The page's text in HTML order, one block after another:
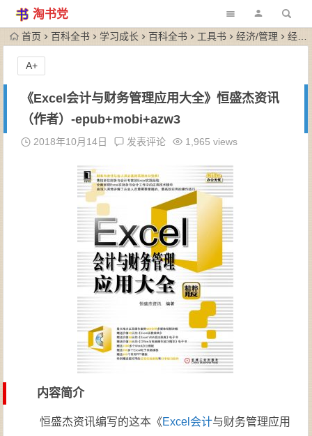
淘书党
首页 百科全书 学习成长 百科全书 工具书 经济/管理 经济 · 金融
《Excel会计与财务管理应用大全》恒盛杰资讯
（作者）-epub+mobi+azw3
2018年10月14日 发表评论 1,965 views
内容简介
恒盛杰资讯编写的这本《Excel 会计与财务管理应用
A+